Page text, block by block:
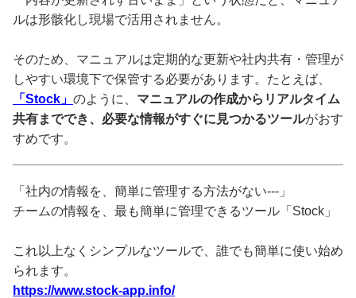
ルは形骸化し現場で活用されません。
そのため、マニュアルは定期的な更新や社内共有・管理が
しやすい環境下で保管する必要があります。たとえば、
「Stock」 のように、 マニュアルの作成からリアルタイム
共有まででき、必要な情報がすぐに見つかるツールがおす
すめです。
「社内の情報を、簡単に管理する方法がない---」
チームの情報を、最も簡単に管理できるツール「Stock」
これ以上なくシンプルなツールで、誰でも簡単に使い始め
られます。
https://www.stock-app.info/